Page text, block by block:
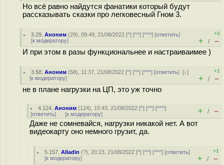
Но всё равно найдутся фанатики который будут
рассказывать сказки про легковесный Гном 3.
3.29 ,Аноним (29), 09:49, 21/08/2022 [^] [^^] [^^^] [ответить]
[к модератору]
+3
+ / –
И при этом в разы функциональнее и настраиваимее )
3.58 ,Аноним (58), 11:37, 21/08/2022 [^] [^^] [^^^] [ответить][↓]
[к модератору]
+1
+ / –
не в плане нагрузки на ЦП, это уж точно
4.124 ,Аноним (124), 15:43, 21/08/2022 [^] [^^] [^^^]
[ответить] [к модератору] + / –
Даже не сомневайся, нагрузки никакой нет. А вот
видеокарту оно немного грузит, да.
5.157 ,Alladin (?), 20:23, 21/08/2022 [^] [^^] [^^^] [ответить]
[к модератору]
+1
+ / –